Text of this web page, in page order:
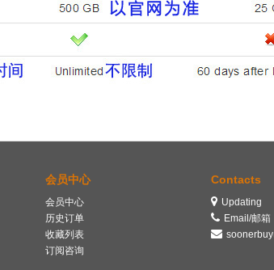
会员中心
会员中心
历史订单
收藏列表
订阅咨询
Contacts
Updating
Email/邮